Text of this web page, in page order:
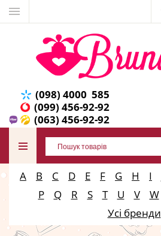
(098) 4000 585
(099) 456-92-92
(063) 456-92-92
A B C D E F G H I
P
Q R S T U V W
Усі бренди